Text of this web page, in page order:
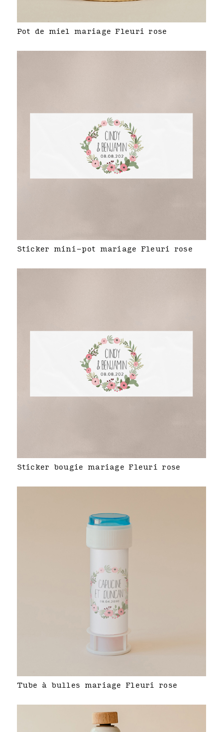
Pot de miel mariage Fleuri rose
Sticker mini-pot mariage Fleuri rose
Sticker bougie mariage Fleuri rose
Tube à bulles mariage Fleuri rose